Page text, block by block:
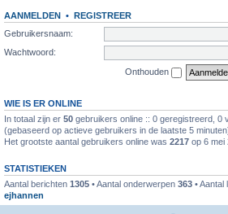
AANMELDEN • REGISTREER
Gebruikersnaam:
Wachtwoord:
Onthouden
WIE IS ER ONLINE
In totaal zijn er 50 gebruikers online :: 0 geregistreerd, 0
(gebaseerd op actieve gebruikers in de laatste 5
Het grootste aantal gebruikers online was 2217 op 6 mei
STATISTIEKEN
Aantal berichten 1305 • Aantal onderwerpen 363 • Aantal
ejhannen